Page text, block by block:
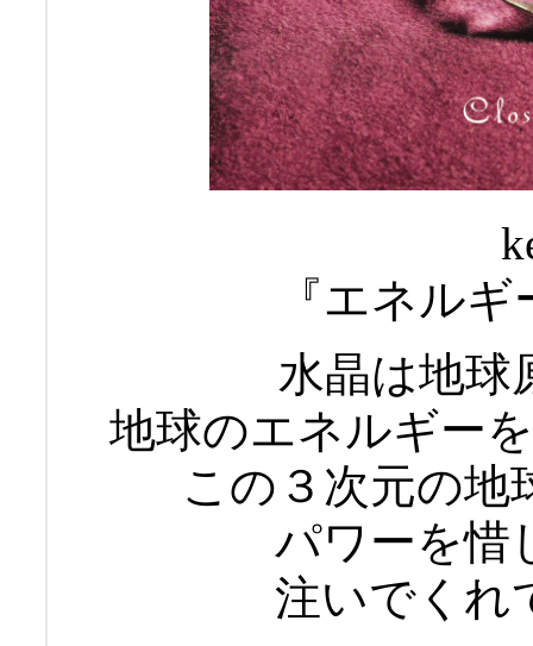
『エネル
水晶は地球
地球のエネルギー
この３次元の地
パワーを惜
注いでくれ